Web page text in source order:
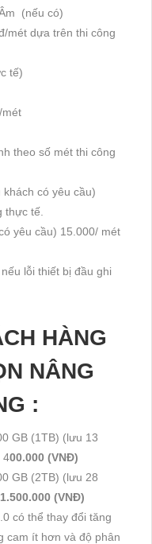
(nếu có)
mét dựa trên thi công
tế)
mét
theo số mét thi công
có yêu cầu)
thực tế.
yêu cầu) 15.000/ mét
lỗi thiết bị đầu ghi
HÀNG
NÂNG
:
GB (1TB) (lưu 13
400.000 (VNĐ)
GB (2TB) (lưu 28
1.500.000 (VNĐ)
có thể thay đổi tăng
cam ít hơn và độ phân